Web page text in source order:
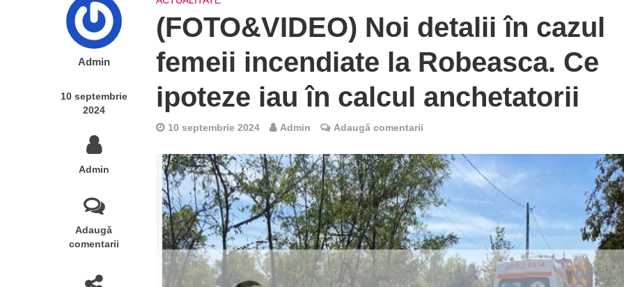
Admin
10 septembrie
2024
Admin
Adaugă
comentarii
(FOTO&VIDEO) Noi detalii în cazul
femeii incendiate la Robeasca. Ce
ipoteze iau în calcul anchetatorii
10 septembrie 2024 Admin Adaugă comentarii